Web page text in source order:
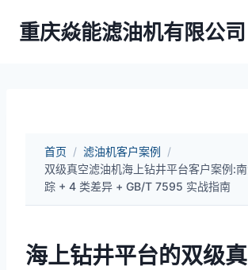
重庆焱能滤油机有限公司
首页 / 滤油机客户案例 /
双级真空滤油机海上钻井平台客户案例:
踪 + 4 类差异 + GB/T 7595 实战指南
海上钻井平台的双级